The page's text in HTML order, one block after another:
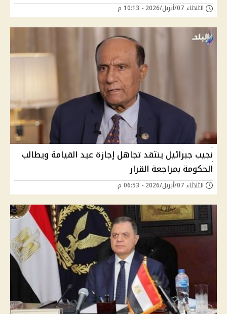
الثلاثاء 07/أبريل/2026 - 10:13 م
نجيب جبرائيل ينتقد تجاهل إجازة عيد القيامة ويطالب
الحكومة بمراجعة القرار
الثلاثاء 07/أبريل/2026 - 06:53 م